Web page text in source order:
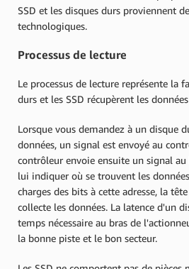
SSD et les disques durs proviennent
technologiques.
Processus de lecture
Le processus de lecture représente la
durs et les SSD récupèrent les
Lorsque vous demandez à un disque
données, un signal est envoyé au
contrôleur envoie ensuite un signal
lui indiquer où se trouvent les
charges des bits à cette adresse, la
collecte les données. La latence d'un
temps nécessaire au bras de
la bonne piste et le bon secteur.